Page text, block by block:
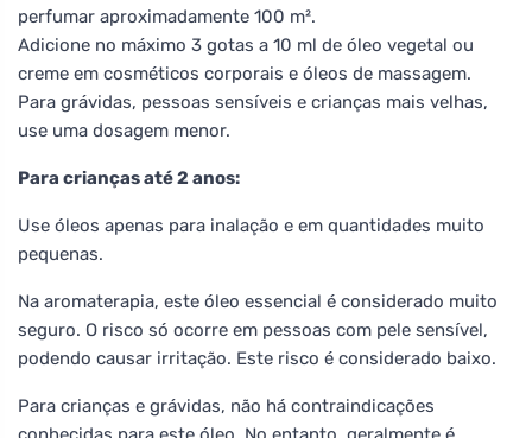
perfumar aproximadamente 100 m².
Adicione no máximo 3 gotas a 10 ml de óleo vegetal ou
creme em cosméticos corporais e óleos de massagem.
Para grávidas, pessoas sensíveis e crianças mais velhas,
use uma dosagem menor.
Para crianças até 2 anos:
Use óleos apenas para inalação e em quantidades muito
pequenas.
Na aromaterapia, este óleo essencial é considerado muito
seguro. O risco só ocorre em pessoas com pele sensível,
podendo causar irritação. Este risco é considerado baixo.
Para crianças e grávidas, não há contraindicações